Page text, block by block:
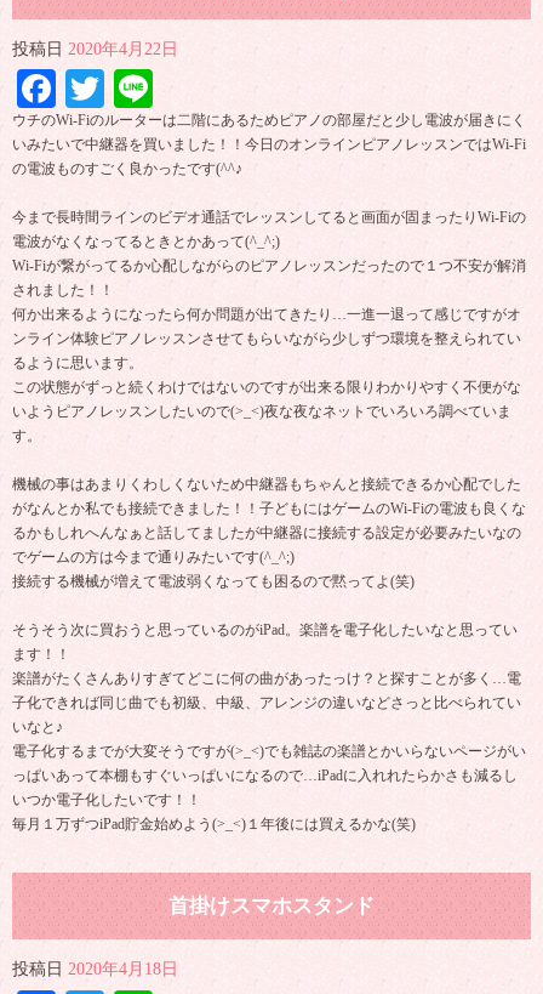
投稿日 2020年4月22日
Facebook
Twitter
ウチのWi-Fiのルーターは二階にあるためピアノの部屋だと少し電波が届きにく
いみたいで中継器を買いました！！今日のオンラインピアノレッスンではWi-Fi
の電波ものすごく良かったです(^^♪
今まで長時間ラインのビデオ通話でレッスンしてると画面が固まったりWi-Fiの
電波がなくなってるときとかあって(^_^;)
Wi-Fiが繋がってるか心配しながらのピアノレッスンだったので１つ不安が解消
されました！！
何か出来るようになったら何か問題が出てきたり…一進一退って感じですがオ
ンライン体験ピアノレッスンさせてもらいながら少しずつ環境を整えられてい
るように思います。
この状態がずっと続くわけではないのですが出来る限りわかりやすく不便がな
いようピアノレッスンしたいので(>_<)夜な夜なネットでいろいろ調べていま
す。
機械の事はあまりくわしくないため中継器もちゃんと接続できるか心配でした
がなんとか私でも接続できました！！子どもにはゲームのWi-Fiの電波も良くな
るかもしれへんなぁと話してましたが中継器に接続する設定が必要みたいなの
でゲームの方は今まで通りみたいです(^_^;)
接続する機械が増えて電波弱くなっても困るので黙ってよ(笑)
そうそう次に買おうと思っているのがiPad。楽譜を電子化したいなと思ってい
ます！！
楽譜がたくさんありすぎてどこに何の曲があったっけ？と探すことが多く…電
子化できれば同じ曲でも初級、中級、アレンジの違いなどさっと比べられてい
いなと♪
電子化するまでが大変そうですが(>_<)でも雑誌の楽譜とかいらないページがい
っぱいあって本棚もすぐいっぱいになるので…iPadに入れれたらかさも減るし
いつか電子化したいです！！
毎月１万ずつiPad貯金始めよう(>_<)１年後には買えるかな(笑)
首掛けスマホスタンド
投稿日 2020年4月18日